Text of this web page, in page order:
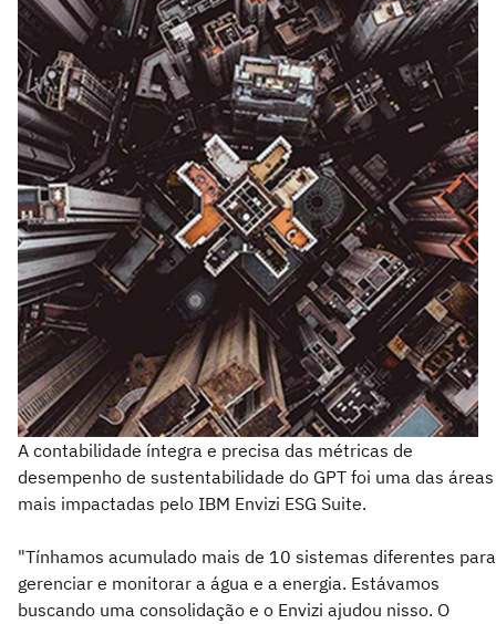
A contabilidade íntegra e precisa das métricas de
desempenho de sustentabilidade do GPT foi uma das áreas
mais impactadas pelo IBM Envizi ESG Suite.
"Tínhamos acumulado mais de 10 sistemas diferentes para
gerenciar e monitorar a água e a energia. Estávamos
buscando uma consolidação e o Envizi ajudou nisso. O